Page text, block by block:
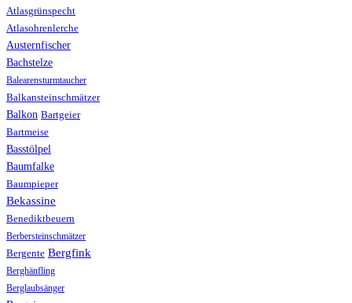
Atlasgrünspecht
Atlasohrenlerche
Austernfischer
Bachstelze
Balearensturmtaucher
Balkansteinschmätzer
Balkon Bartgeier
Bartmeise
Basstölpel
Baumfalke
Baumpieper
Bekassine
Benediktbeuern
Berbersteinschmätzer
Bergente Bergfink
Berghänfling
Berglaubsänger